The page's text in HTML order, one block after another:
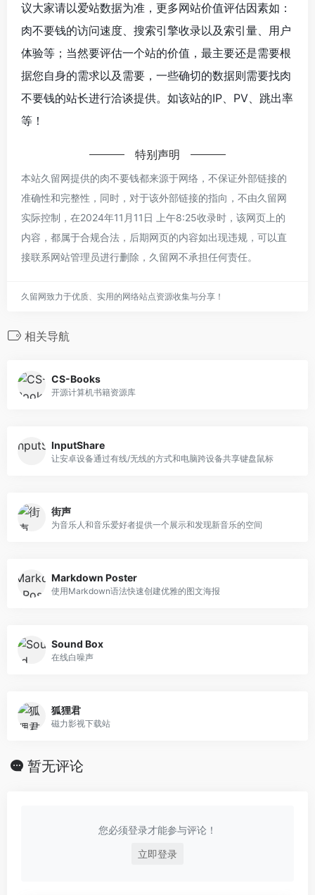
议大家请以爱站数据为准，更多网站价值评估因素如：
肉不要钱的访问速度、搜索引擎收录以及索引量、用户
体验等；当然要评估一个站的价值，最主要还是需要根
据您自身的需求以及需要，一些确切的数据则需要找肉
不要钱的站长进行洽谈提供。如该站的IP、PV、跳出率
等！
特别声明
本站久留网提供的肉不要钱都来源于网络，不保证外部链接的
准确性和完整性，同时，对于该外部链接的指向，不由久留网
实际控制，在2024年11月11日 上午8:25收录时，该网页上的
内容，都属于合规合法，后期网页的内容如出现违规，可以直
接联系网站管理员进行删除，久留网不承担任何责任。
久留网致力于优质、实用的网络站点资源收集与分享！
相关导航
CS-Books
开源计算机书籍资源库
InputShare
让安卓设备通过有线/无线的方式和电脑跨设备共享键盘鼠标
街声
为音乐人和音乐爱好者提供一个展示和发现新音乐的空间
Markdown Poster
使用Markdown语法快速创建优雅的图文海报
Sound Box
在线白噪声
狐狸君
磁力影视下载站
暂无评论
您必须登录才能参与评论！
立即登录